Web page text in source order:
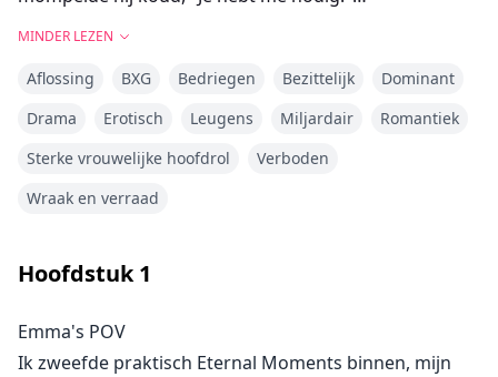
hoofdverdachte in de dood van mijn ouders, maar zijn
aanraking deed me beven. "Ik haat je…" knarste ik
Hij grijnsde, zijn greep verstevigend, "En toch reageert
verbrokkelde.
MINDER LEZEN
Aflossing BXG Bedriegen Bezittelijk
Dominant
Drama
Erotisch Leugens Miljardair
Romantiek
Sterke vrouwelijke hoofdrol
Verboden
Wraak en verraad
Hoofdstuk1
Emma's POV
Ik zweefde praktisch Eternal Moments binnen, mijn